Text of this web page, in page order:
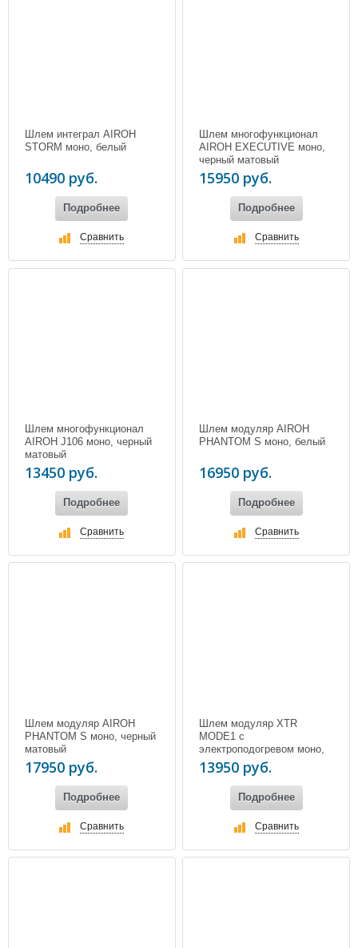
Шлем интеграл AIROH
STORM моно, белый
10490 руб.
Подробнее
Сравнить
Шлем многофункционал
AIROH EXECUTIVE моно,
черный матовый
15950 руб.
Подробнее
Сравнить
Шлем многофункционал
AIROH J106 моно, черный
матовый
13450 руб.
Подробнее
Сравнить
Шлем модуляр AIROH
PHANTOM S моно, белый
16950 руб.
Подробнее
Сравнить
Шлем модуляр AIROH
PHANTOM S моно, черный
матовый
17950 руб.
Подробнее
Сравнить
Шлем модуляр XTR
MODE1 c
электроподогревом моно,
черный
13950 руб.
Подробнее
Сравнить